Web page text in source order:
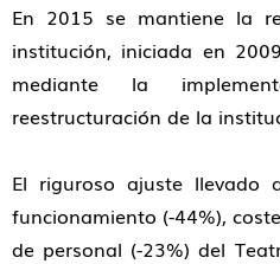
En 2015 se mantiene la
institución, iniciada en
mediante la
reestructuración de la
El riguroso ajuste
funcionamiento (-44%),
de personal (-23%) del